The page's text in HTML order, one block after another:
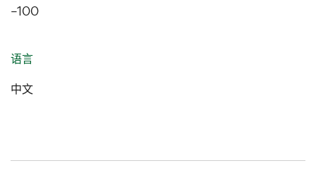
–100
语言
中文